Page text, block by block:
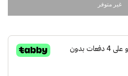
غير متوفر